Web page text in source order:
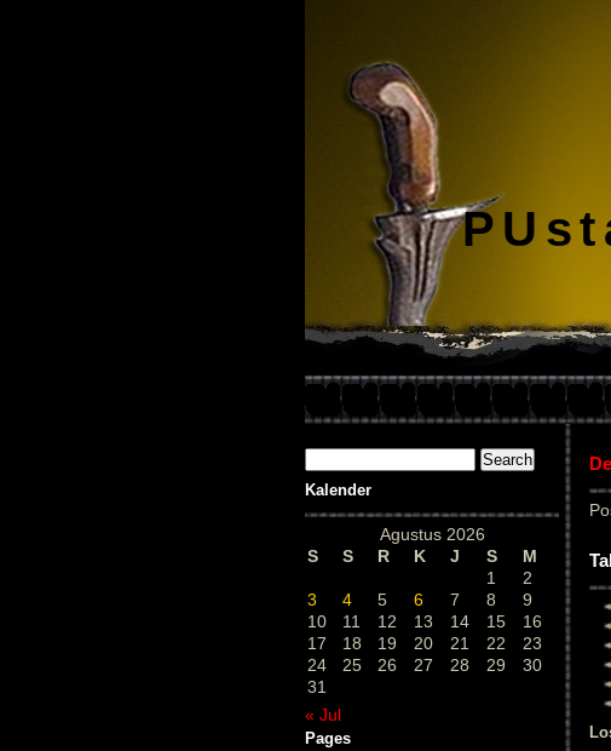
Kalender
Agustus 2026
S
S R K J S
M
1
2
3
4 5 6 7 8
9
10
11 12 13 14 15
16
17
18 19 20 21 22
23
24
25 26 27 28 29
30
31
« Jul
Pages